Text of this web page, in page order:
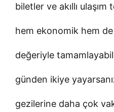
biletler ve akıllı
hem ekonomik hem
değeriyle
günden ikiye
gezilerine daha çok